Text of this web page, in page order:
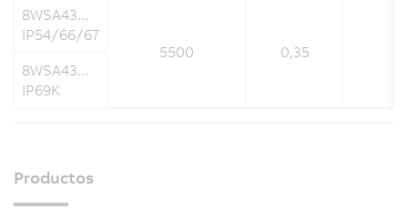
8WSA43...
IP54/66/67
5500
0,35
8WSA43...
IP69K
Productos